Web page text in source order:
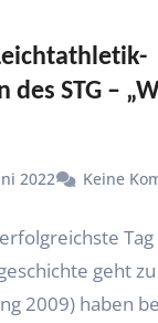
des STG –
2022 Keine
geht
2009) haben